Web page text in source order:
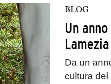
BLOG
Un
Da un
cultura del